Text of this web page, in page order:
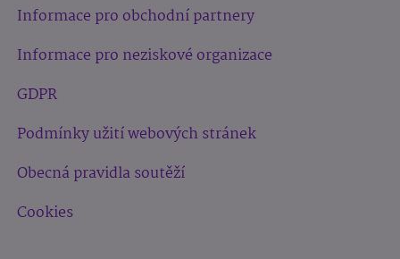
Informace pro obchodní partnery
Informace pro neziskové organizace
GDPR
Podmínky užití webových stránek
Obecná pravidla soutěží
Cookies